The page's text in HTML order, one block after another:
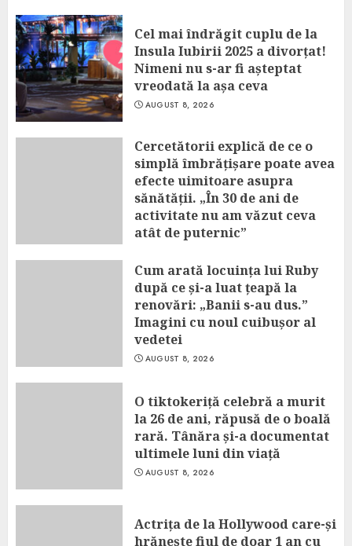
Cel mai îndrăgit cuplu de la
Insula Iubirii 2025 a divorțat!
Nimeni nu s-ar fi așteptat
vreodată la așa ceva
AUGUST 8, 2026
Cercetătorii explică de ce o
simplă îmbrățișare poate avea
efecte uimitoare asupra
sănătății. „În 30 de ani de
activitate nu am văzut ceva
atât de puternic”
Cum arată locuința lui Ruby
după ce și-a luat țeapă la
renovări: „Banii s-au dus.”
Imagini cu noul cuibușor al
vedetei
AUGUST 8, 2026
O tiktokeriță celebră a murit
la 26 de ani, răpusă de o boală
rară. Tânăra și-a documentat
ultimele luni din viață
AUGUST 8, 2026
Actrița de la Hollywood care-și
hrănește fiul de doar 1 an cu